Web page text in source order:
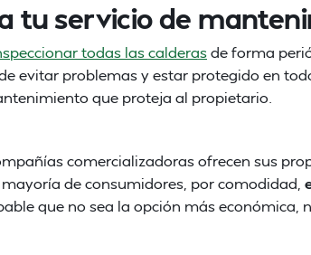
tu servicio de
todas las calderasde forma
evitar problemas y estar protegido en
que proteja al propietario.
comercializadoras ofrecen sus
de consumidores, por comodidad,
que no sea la opción más económica,